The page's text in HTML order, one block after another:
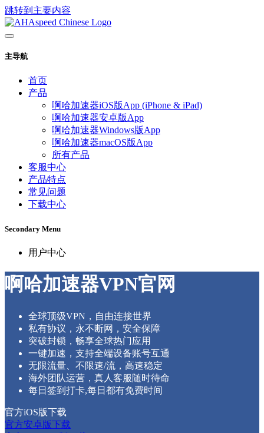
跳转到主要内容
主导航
首页
产品
啊哈加速器iOS版App (iPhone & iPad)
啊哈加速器安卓版App
啊哈加速器Windows版App
啊哈加速器macOS版App
所有产品
客服中心
产品特点
常见问题
下载中心
Secondary Menu
用户中心
啊哈加速器VPN官网
全球顶级VPN，自由连接世界
私有协议，永不断网，安全保障
突破封锁，畅享全球热门应用
一键加速，支持全端设备账号互通
无限流量、不限速/流，高速稳定
海外团队运营，真人客服随时待命
每日签到打卡,每日都有免费时间
官方iOS版下载
官方安卓版下载